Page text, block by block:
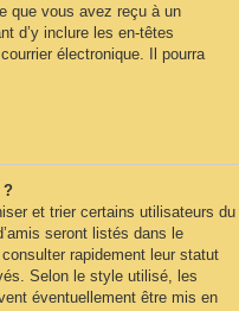
que vous avez reçu à un
d’y inclure les en-têtes
électronique. Il pourra
?
et trier certains utilisateurs du
seront listés dans le
rapidement leur statut
Selon le style utilisé, les
éventuellement être mis en